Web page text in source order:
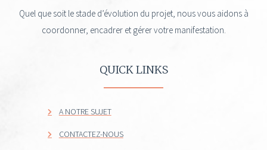
Quel que soit le stade d’évolution du projet, nous vous aidons à
coordonner, encadrer et gérer votre manifestation.
QUICK LINKS
A NOTRE SUJET
CONTACTEZ-NOUS